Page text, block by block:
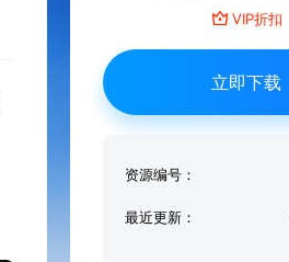
VIP折扣
立即下载
资源编号：
最近更新：